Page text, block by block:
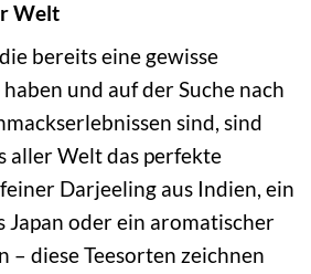
Welt
bereits eine gewisse
und auf der Suche nach
sind, sind
aller Welt das perfekte
Darjeeling aus Indien, ein
Japan oder ein aromatischer
– diese Teesorten zeichnen